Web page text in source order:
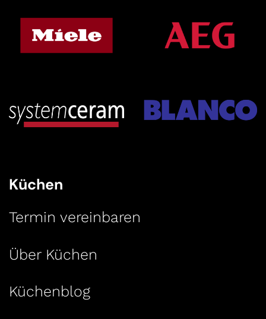
Küchen
Termin vereinbaren
Über Küchen
Küchenblog